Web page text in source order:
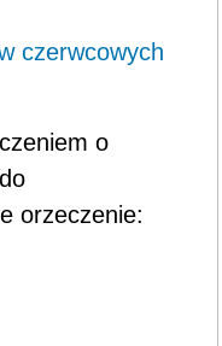
czerwcowych
o
orzeczenie: